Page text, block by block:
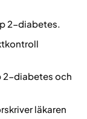
2-diabetes.
2-diabetes och
läkaren